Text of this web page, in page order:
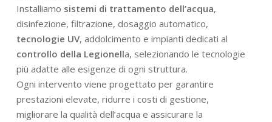
Installiamo sistemi di trattamento dell’acqua,
disinfezione, filtrazione, dosaggio automatico,
tecnologie UV, addolcimento e impianti dedicati al
controllo della Legionella, selezionando le tecnologie
più adatte alle esigenze di ogni struttura.
Ogni intervento viene progettato per garantire
prestazioni elevate, ridurre i costi di gestione,
migliorare la qualità dell’acqua e assicurare la